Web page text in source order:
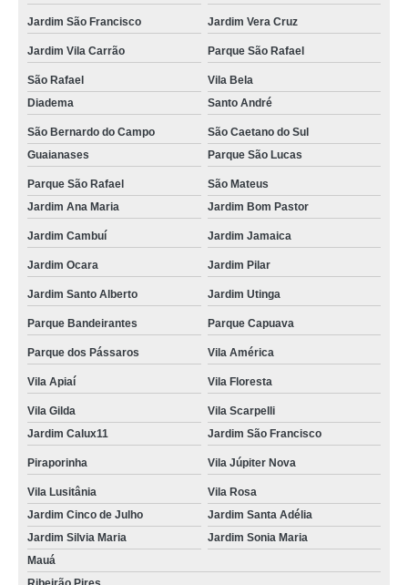
Jardim São Francisco Jardim Vera Cruz
Jardim Vila Carrão Parque São Rafael
São Rafael
Vila Bela
Diadema
Santo André
São Bernardo do Campo
São Caetano do Sul
Guaianases
Parque São Lucas
Parque São Rafael
São Mateus
Jardim Ana Maria
Jardim Bom Pastor
Jardim Cambuí Jardim Jamaica
Jardim Ocara Jardim Pilar
Jardim Santo Alberto Jardim Utinga
Parque Bandeirantes Parque Capuava
Parque dos Pássaros Vila América
Vila Apiaí Vila Floresta
Vila Gilda
Vila Scarpelli
Jardim Calux11
Jardim São Francisco
Piraporinha Vila Júpiter Nova
Vila Lusitânia
Vila Rosa
Jardim Cinco de Julho
Jardim Santa Adélia
Jardim Silvia Maria
Jardim Sonia Maria
Mauá